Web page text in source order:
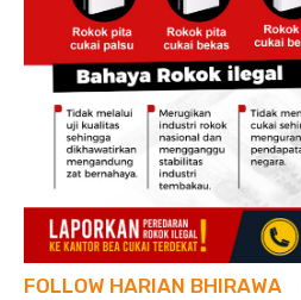
FOLLOW HARIAN BHIRAWA